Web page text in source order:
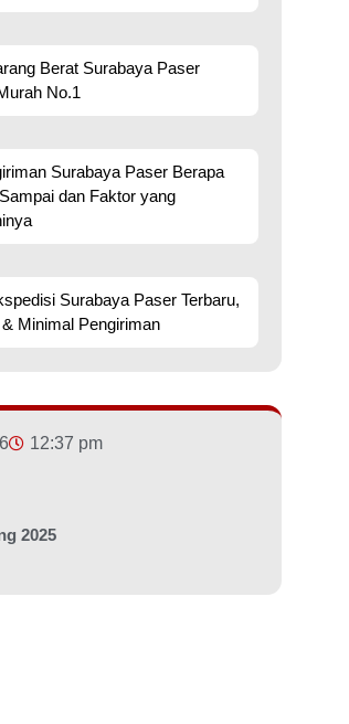
Berat Surabaya Paser
No.1
Surabaya Paser Berapa
dan Faktor yang
Surabaya Paser Terbaru,
Minimal Pengiriman
12:37 pm
2025